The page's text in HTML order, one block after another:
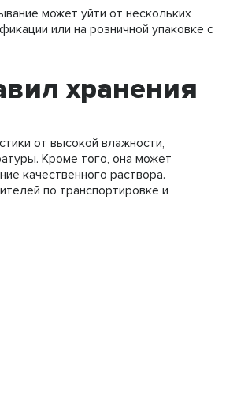
может уйти от нескольких
или на розничной упаковке с
хранения
от высокой влажности,
Кроме того, она может
качественного раствора.
по транспортировке и